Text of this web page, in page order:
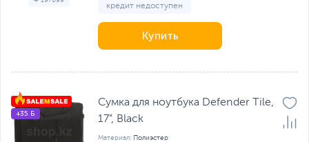
кредит недоступен
Купить
+35 Б
Сумка для ноутбука Defender Tile,
17", Black
Материал: Полиэстер